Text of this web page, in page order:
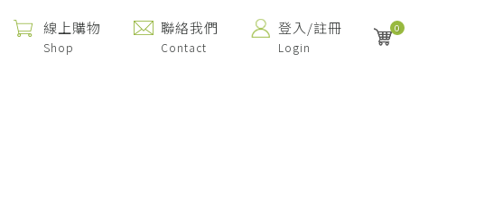
線上購物
Shop
聯絡我們
Contact
登入/註冊
Login
0